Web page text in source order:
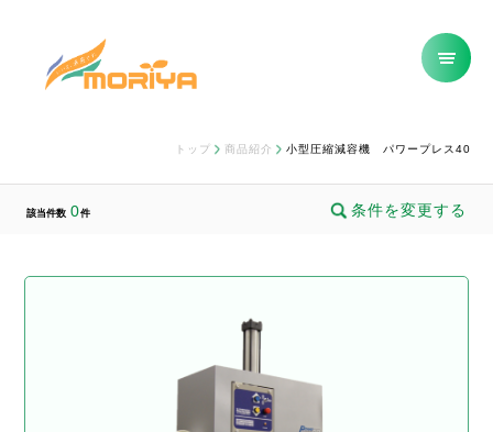
トップ 商品紹介 小型圧縮減容機 パワープレス40
該当件数 0件 条件を変更する